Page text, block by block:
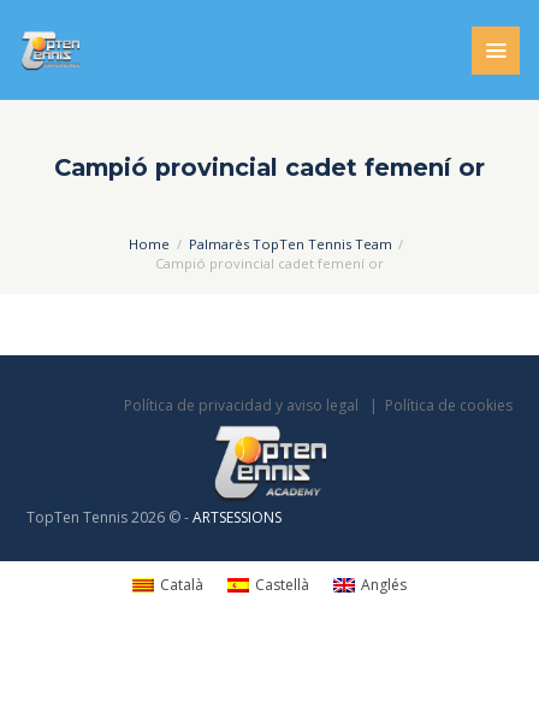
Campió provincial cadet femení or
Home
Palmarès TopTen Tennis Team
Campió provincial cadet femení or
Política de privacidad y aviso legal Política de cookies
TopTen Tennis 2026 © -ARTSESSIONS
Català Castellà Anglés